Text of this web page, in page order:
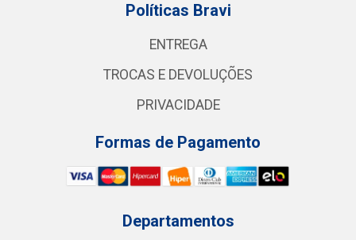
Políticas Bravi
ENTREGA
TROCAS E DEVOLUÇÕES
PRIVACIDADE
Formas de Pagamento
Departamentos